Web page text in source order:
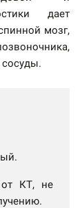
дает
мозг,
от КТ, не